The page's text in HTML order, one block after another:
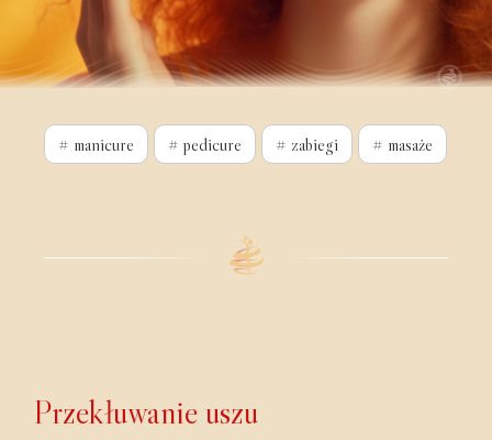
# manicure # pedicure # zabiegi # masaże
Przekłuwanie uszu